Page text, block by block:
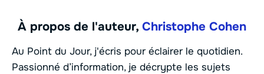
À propos de l'auteur, Christophe Cohen
Au Point du Jour, j'écris pour éclairer le quotidien.
Passionné d’information, je décrypte les sujets